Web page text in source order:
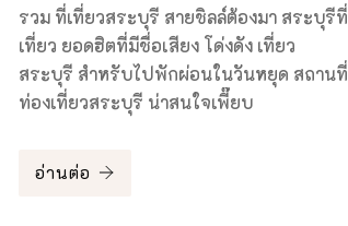
รวม ที่เที่ยวสระบุรี สายชิลล์ต้องมา สระบุรีที่
เที่ยว ยอดฮิตที่มีชื่อเสียง โด่งดัง เที่ยว
สระบุรี สำหรับไปพักผ่อนในวันหยุด สถานที่
ท่องเที่ยวสระบุรี น่าสนใจเพี๊ยบ
อ่านต่อ